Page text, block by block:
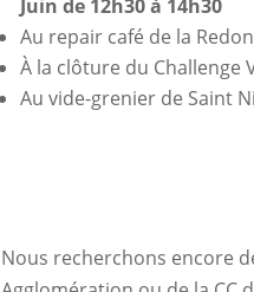
Juin de 12h30 à 14h30
Au repair café de la
À la clôture du Challenge
Au vide-grenier de Saint
Nous recherchons encore